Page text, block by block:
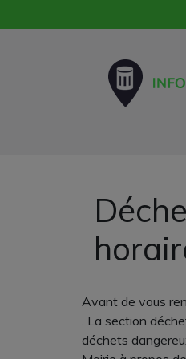
Avant de vous
. La section
déchets